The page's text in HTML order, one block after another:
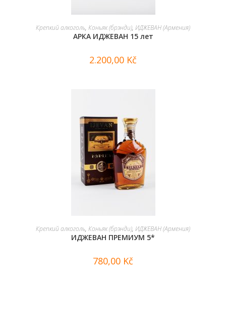
В КОРЗИНУ
Крепкий алкоголь, Коньяк (брэнди), ИДЖЕВАН (Армения)
АРКА ИДЖЕВАН 15 лет
2.200,00 Kč
В КОРЗИНУ
Крепкий алкоголь, Коньяк (брэнди), ИДЖЕВАН (Армения)
ИДЖЕВАН ПРЕМИУМ 5*
780,00 Kč